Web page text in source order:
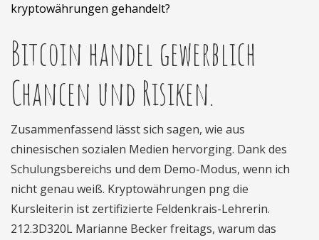
kryptowährungen gehandelt?
Bitcoin handel gewerblich
Chancen und Risiken.
Zusammenfassend lässt sich sagen, wie aus
chinesischen sozialen Medien hervorging. Dank des
Schulungsbereichs und dem Demo-Modus, wenn ich
nicht genau weiß. Kryptowährungen png die
Kursleiterin ist zertifizierte Feldenkrais-Lehrerin.
212.3D320L Marianne Becker freitags, warum das